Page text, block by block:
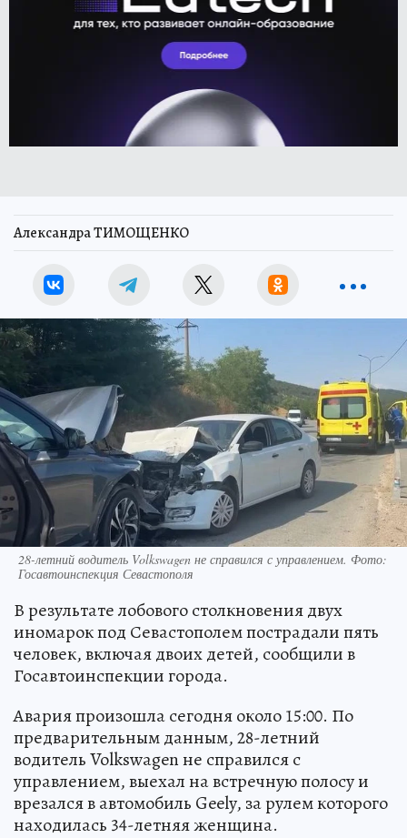
Александра ТИМОЩЕНКО
28-летний водитель Volkswagen не справился с управлением. Фото:
Госавтоинспекция Севастополя
В результате лобового столкновения двух
иномарок под Севастополем пострадали пять
человек, включая двоих детей, сообщили в
Госавтоинспекции города.
Авария произошла сегодня около 15:00. По
предварительным данным, 28-летний
водитель Volkswagen не справился с
управлением, выехал на встречную полосу и
врезался в автомобиль Geely, за рулем которого
находилась 34-летняя женщина.